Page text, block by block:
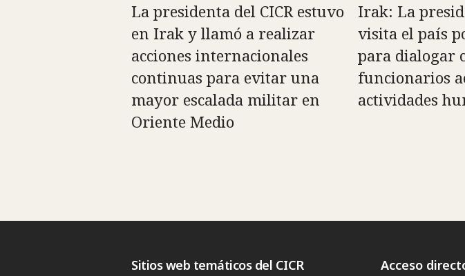
La presidenta del CICR estuvo
en Irak y llamó a realizar
acciones internacionales
continuas para evitar una
mayor escalada militar en
Oriente Medio
Irak: La
visita el país
para dialogar
funcionarios
actividades
Sitios web temáticos del CICR Acceso